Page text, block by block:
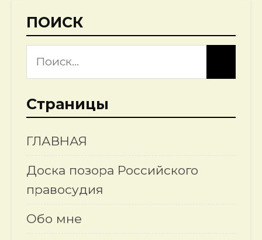
ПОИСК
Страницы
ГЛАВНАЯ
Доска позора Российского
правосудия
Обо мне